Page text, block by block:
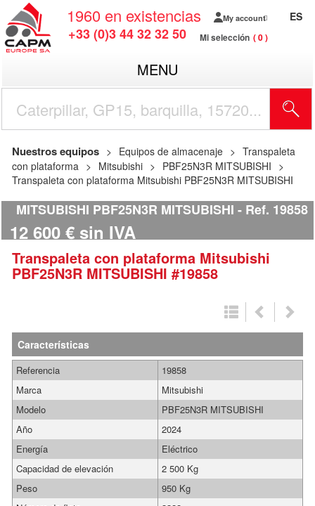
1960 en existencias
+33 (0)3 44 32 32 50
My account
Mi selección 0
ES
MENU
Nuestros equipos Equipos de almacenaje
Transpaleta
con plataforma
Mitsubishi
PBF25N3R MITSUBISHI
Transpaleta con plataforma Mitsubishi PBF25N3R MITSUBISHI
MITSUBISHI PBF25N3R MITSUBISHI Ref. 19858
12 600 € sin IVA
Transpaleta con plataforma Mitsubishi
PBF25N3R MITSUBISHI #19858
Características
Referencia
19858
Marca
Mitsubishi
Modelo
PBF25N3R MITSUBISHI
Año
2024
Energía
Eléctrico
Capacidad de elevación
2 500 Kg
Peso
950 Kg